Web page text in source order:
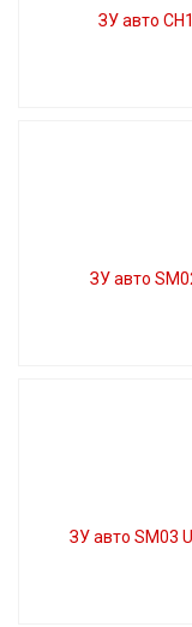
ЗУ авто
ЗУ авто
ЗУ авто SM03